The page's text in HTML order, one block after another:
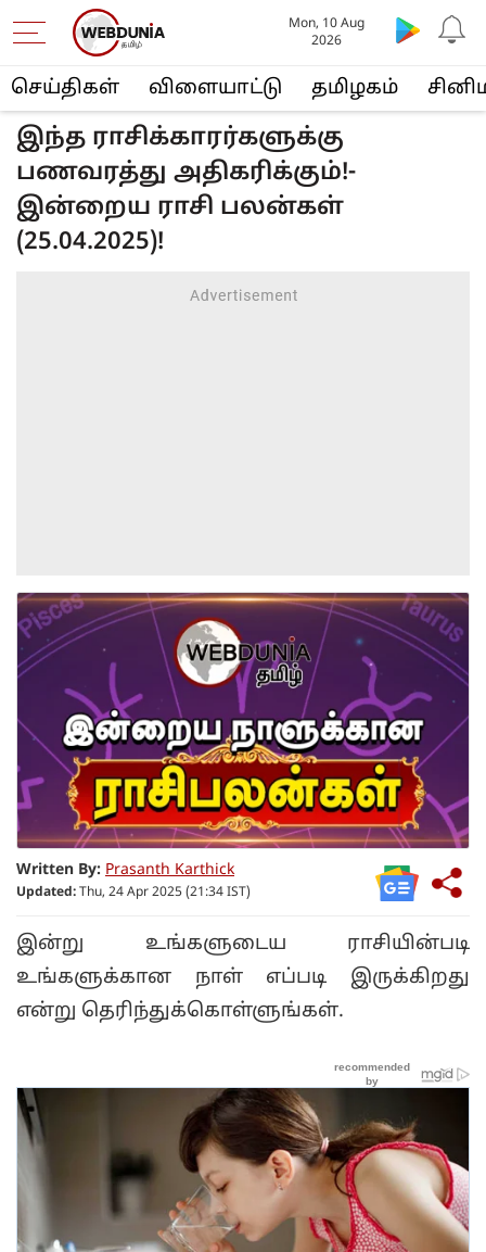
செய்திகள் விளையா‌ட்டு த‌மிழக‌ம்
Mon, 10 Aug
2026
இந்த ராசிக்காரர்களுக்கு
பணவரத்து அதிகரிக்கும்!-
இன்றைய ராசி பலன்கள்
(25.04.2025)!
Written By: Prasanth Karthick
Updated: Thu, 24 Apr 2025 (21:34 IST)
இன்று உங்களுடைய ராசியின்படி
உங்களுக்கான நாள் எப்படி இருக்கிறது
என்று தெரிந்துக்கொள்ளுங்கள்.